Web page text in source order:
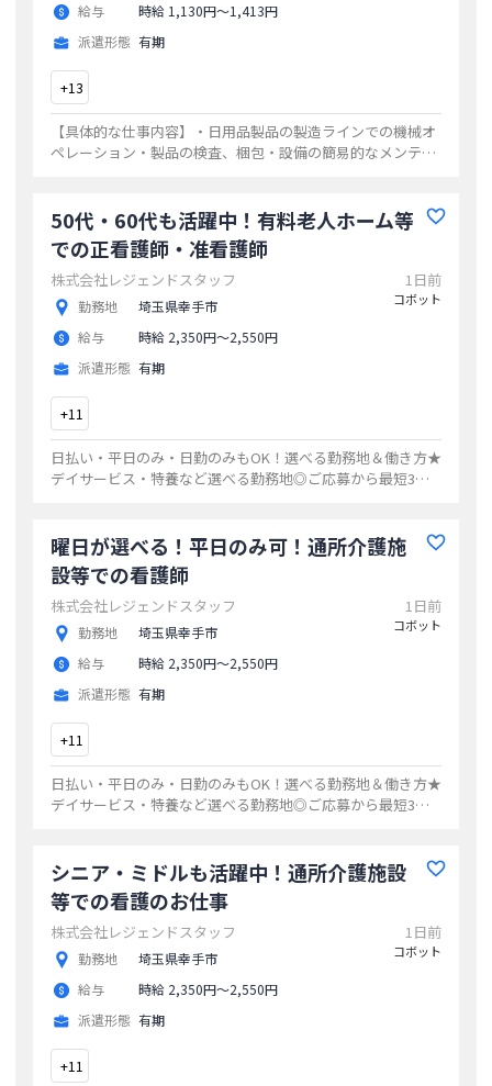
給与
時給 1,130円〜1,413円
派遣形態 有期
+13
【具体的な仕事内容】・日用品製品の製造ラインでの機械オ
ペレーション・製品の検査、梱包・設備の簡易的なメンテナ
50代・60代も活躍中！有料老人ホーム等
での正看護師・准看護師
株式会社レジェンドスタッフ
勤務地
埼玉県幸手市
給与
時給 2,350円〜2,550円
派遣形態 有期
1日前
コボット
+11
日払い・平日のみ・日勤のみもOK！選べる勤務地＆働き方★
デイサービス・特養など選べる勤務地◎ご応募から最短3日
曜日が選べる！平日のみ可！通所介護施
設等での看護師
株式会社レジェンドスタッフ
勤務地
埼玉県幸手市
給与
時給 2,350円〜2,550円
派遣形態 有期
1日前
コボット
+11
日払い・平日のみ・日勤のみもOK！選べる勤務地＆働き方★
デイサービス・特養など選べる勤務地◎ご応募から最短3日
シニア・ミドルも活躍中！通所介護施設
等での看護のお仕事
株式会社レジェンドスタッフ
勤務地
埼玉県幸手市
給与
時給 2,350円〜2,550円
派遣形態 有期
1日前
コボット
+11